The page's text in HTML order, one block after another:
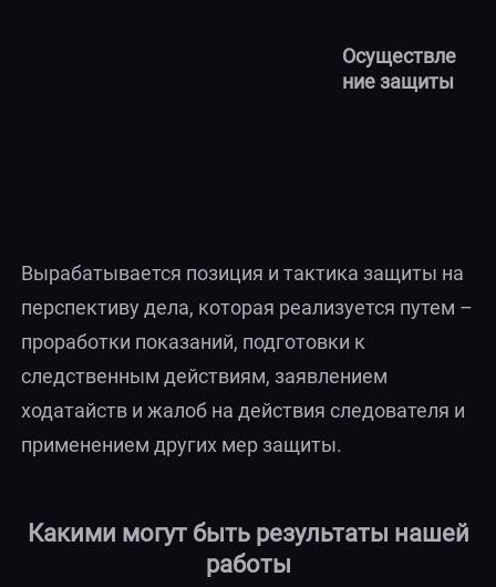
Осуществле
ние защиты
Вырабатывается позиция и тактика защиты на
перспективу дела, которая реализуется путем –
проработки показаний, подготовки к
следственным действиям, заявлением
ходатайств и жалоб на действия следователя и
применением других мер защиты.
Какими могут быть результаты нашей
работы